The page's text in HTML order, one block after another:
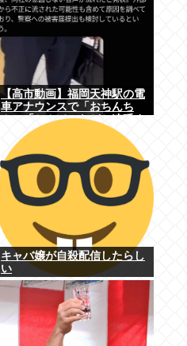
【高市動画】福岡天神駅の電
車アナウンスで「おちんち
ん」「ちんぽ」などと連呼す
る不審な音声が大音量で流れ
る 犯人は不明
キャバ嬢が自殺配信したらし
い